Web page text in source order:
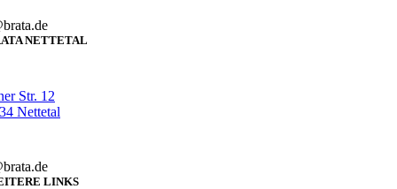
NETTETAL
Str. 12
Nettetal
LINKS